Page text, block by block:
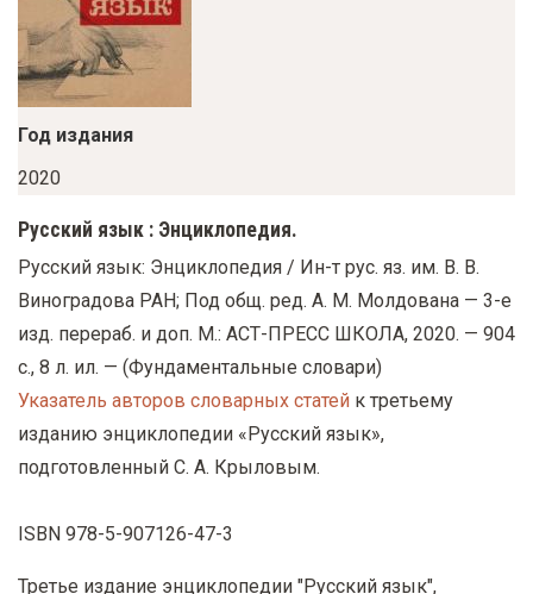
Год издания
2020
Русский язык : Энциклопедия.
Русский язык: Энциклопедия / Ин-т рус. яз. им. В. В.
Виноградова РАН; Под общ. ред. А. М. Молдована — 3-е
изд. перераб. и доп. М.: АСТ-ПРЕСС ШКОЛА, 2020. — 904
с., 8 л. ил. — (Фундаментальные словари)
Указатель авторов словарных статей к третьему
изданию энциклопедии «Русский язык»,
подготовленный С. А. Крыловым.
ISBN 978-5-907126-47-3
Третье издание энциклопедии "Русский язык",